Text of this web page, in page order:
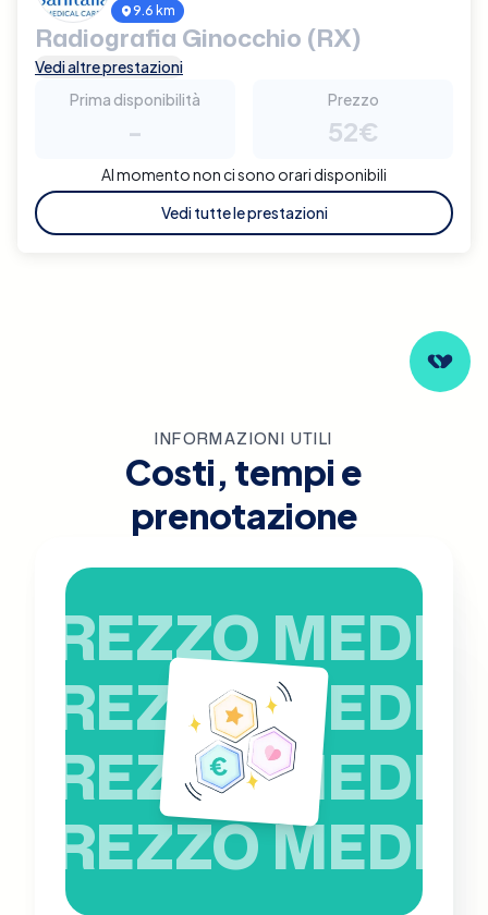
9.6 km
Radiografia Ginocchio (RX)
Vedi altre prestazioni
Prima disponibilità
-
Prezzo
52€
Al momento non ci sono orari disponibili
Vedi tutte le prestazioni
INFORMAZIONI UTILI
Costi, tempi e
prenotazione
PREZZO MEDIO
PREZZO MEDIO
PREZZO MEDIO
PREZZO MEDIO